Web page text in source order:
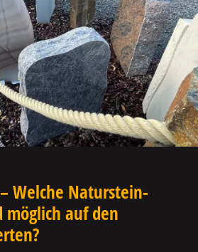
Welche Naturstein-
auf den